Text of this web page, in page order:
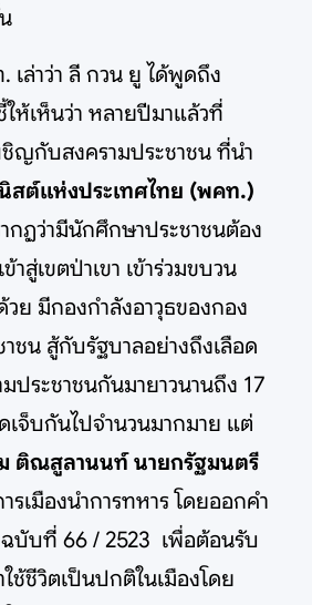
ว่า ลี กวน ยู ได้พูดถึง
ห้เห็นว่า หลายปีมาแล้วที่
ญกับสงครามประชาชน ที่นำ
สต์แห่งประเทศไทย (พคท.)
กฏว่ามีนักศึกษาประชาชนต้อง
สู่เขตป่าเขา เข้าร่วมขบวน
ย มีกองกำลังอาวุธของกอง
ชน สู้กับรัฐบาลอย่างถึงเลือด
ประชาชนกันมายาวนานถึง 17
เจ็บกันไปจำนวนมากมาย แต่
ติณสูลานนท์ นายกรัฐมนตรี
รเมืองนำการทหาร โดยออกคำ
บับที่ 66 / 2523 เพื่อต้อนรับ
ช้ชีวิตเป็นปกติในเมืองโดย